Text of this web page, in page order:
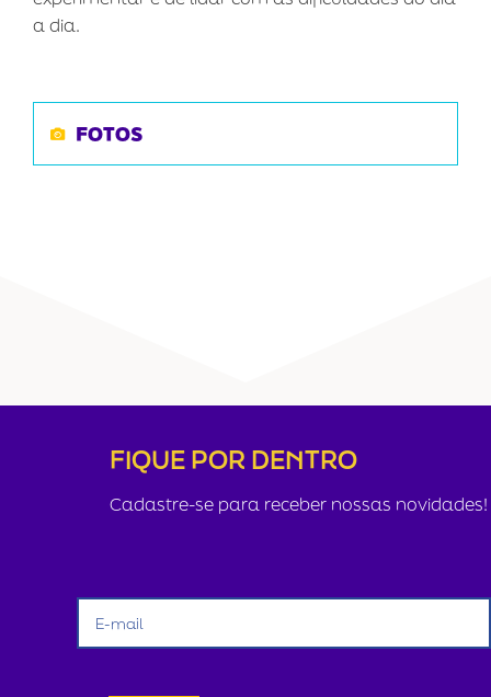
a dia.
FOTOS
FIQUE POR DENTRO
Cadastre-se para receber nossas novidades!